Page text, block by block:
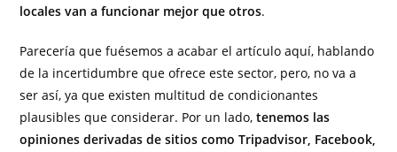
locales van a funcionar mejor que otros.
Parecería que fuésemos a acabar el artículo aquí, hablando
de la incertidumbre que ofrece este sector, pero, no va a
ser así, ya que existen multitud de condicionantes
plausibles que considerar. Por un lado,tenemos las
opiniones derivadas de sitios como Tripadvisor, Facebook,